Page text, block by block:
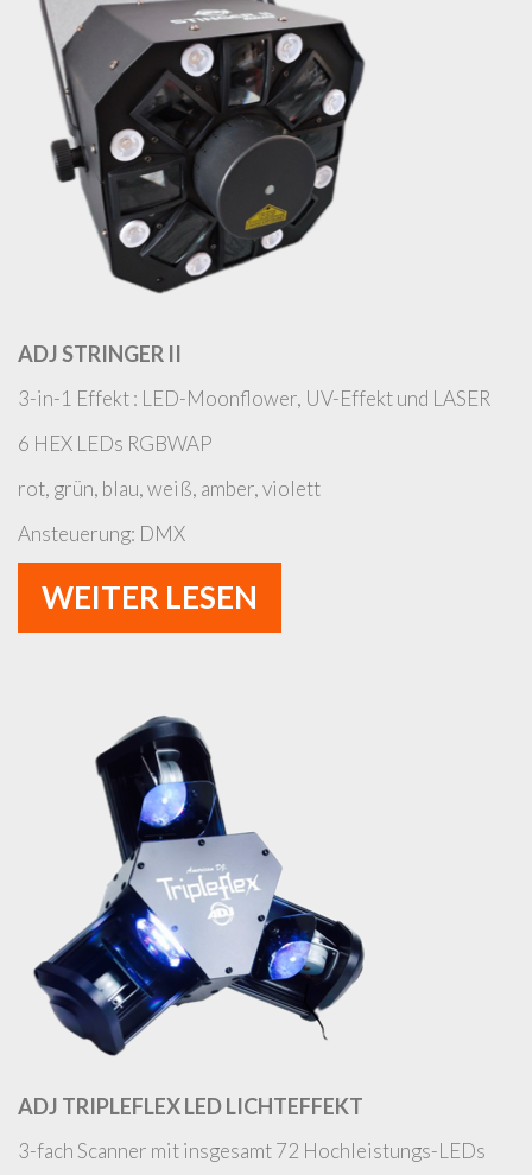
ADJ STRINGER II
3-in-1 Effekt : LED-Moonflower, UV-Effekt und LASER
6 HEX LEDs RGBWAP
rot, grün, blau, weiß, amber, violett
Ansteuerung: DMX
WEITER LESEN
ADJ TRIPLEFLEX LED LICHTEFFEKT
3-fach Scanner mit insgesamt 72 Hochleistungs-LEDs